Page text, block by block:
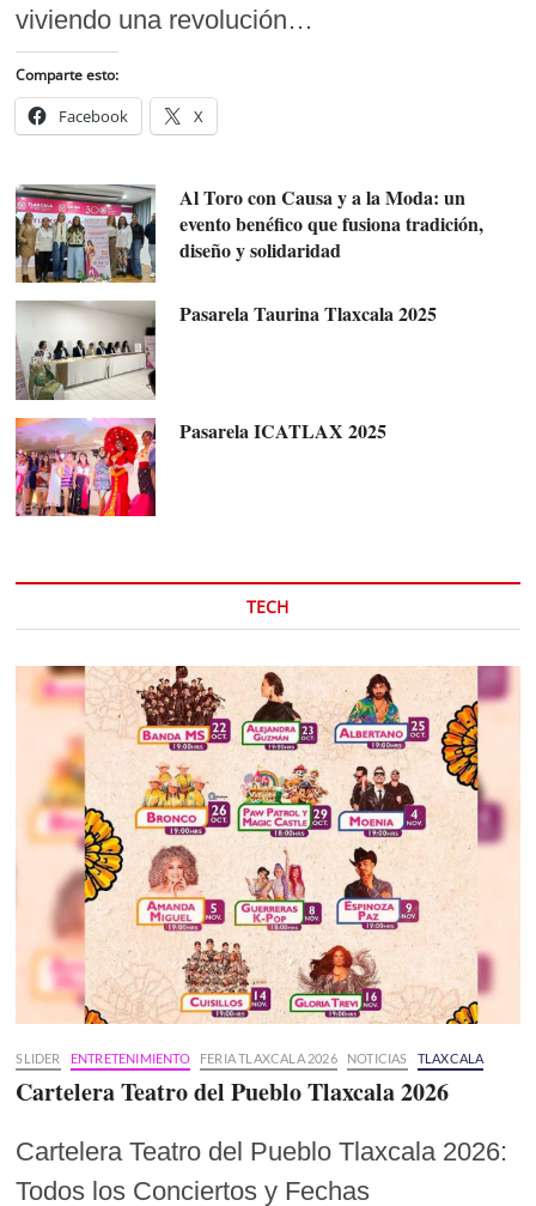
viviendo una revolución…
Comparte esto:
Facebook X
Al Toro con Causa y a la Moda: un
evento benéfico que fusiona tradición,
diseño y solidaridad
Pasarela Taurina Tlaxcala 2025
Pasarela ICATLAX 2025
TECH
SLIDER ENTRETENIMIENTO FERIA TLAXCALA 2026 NOTICIAS TLAXCALA
Cartelera Teatro del Pueblo Tlaxcala 2026
Cartelera Teatro del Pueblo Tlaxcala 2026:
Todos los Conciertos y Fechas